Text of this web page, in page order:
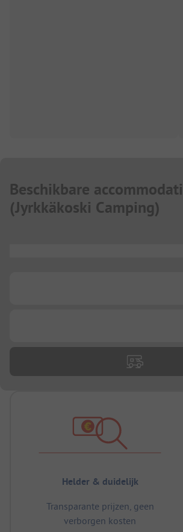
Beschikbare
(Jyrkkäkoski Camping)
Helder & duidelijk
Transparante prijzen, geen
verborgen kosten